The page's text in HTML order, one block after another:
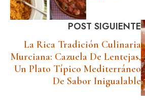
POST SIGUIENTE
La Rica Tradición Culinaria
Murciana: Cazuela De Lentejas,
Un Plato Típico Mediterráneo
De Sabor Inigualable